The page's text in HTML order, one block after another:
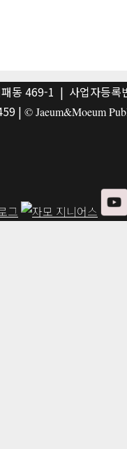
동 469-1 | 사업자등
| © Jaeum&Moeum